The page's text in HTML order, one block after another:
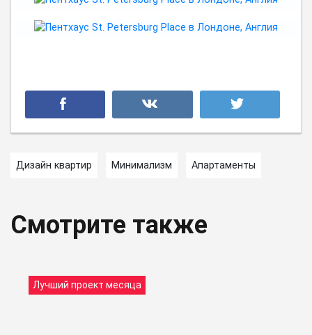
Дизайн квартир Минимализм Апартаменты
Смотрите также
Лучший проект месяца